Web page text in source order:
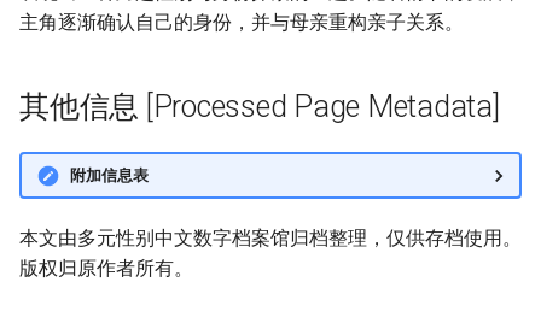
主角逐渐确认自己的身份，并与母亲重构亲子关系。
其他信息 [Processed Page Metadata]
附加信息表
本文由多元性别中文数字档案馆归档整理，仅供存档使用。
版权归原作者所有。